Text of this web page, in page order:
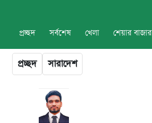
প্রচ্ছদ সর্বশেষ খেলা শেয়ার বাজার
প্রচ্ছদ সারাদেশ